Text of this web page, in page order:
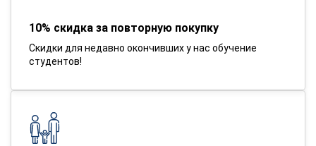
10% скидка за повторную покупку
Скидки для недавно окончивших у нас обучение
студентов!